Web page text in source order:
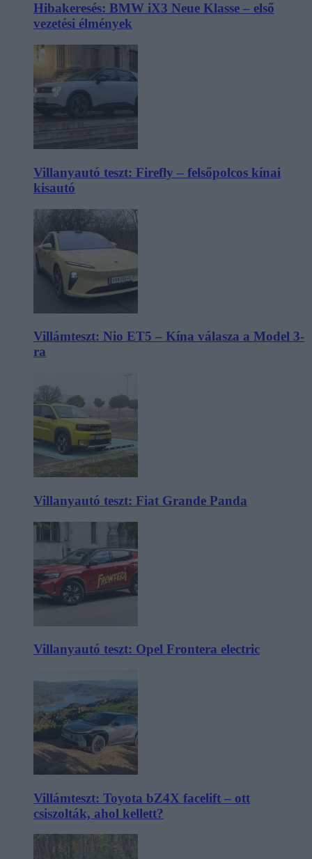
Hibakeresés: BMW iX3 Neue Klasse – első
vezetési élmények
Villanyautó teszt: Firefly – felsőpolcos kínai
kisautó
Villámteszt: Nio ET5 – Kína válasza a Model 3-
ra
Villanyautó teszt: Fiat Grande Panda
Villanyautó teszt: Opel Frontera electric
Villámteszt: Toyota bZ4X facelift – ott
csiszolták, ahol kellett?